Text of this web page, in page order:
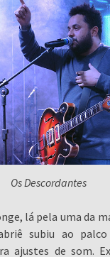
Os Descordantes
lá pela uma da
subiu ao
ajustes de som.